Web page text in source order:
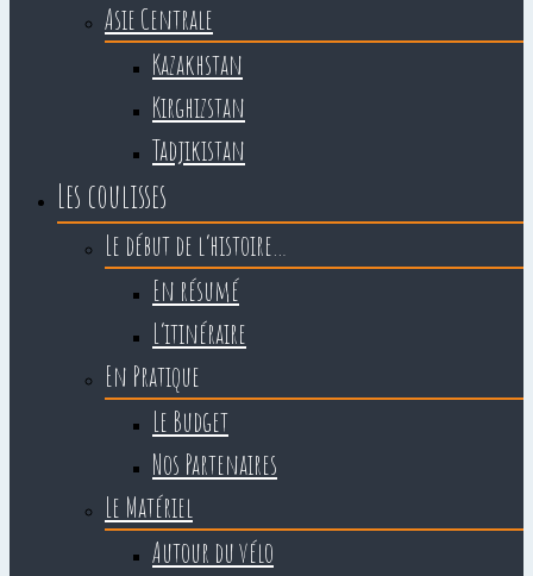
Asie Centrale
Kazakhstan
Kirghizstan
Tadjikistan
Les coulisses
Le début de l’histoire…
En résumé
L’itinéraire
En Pratique
Le Budget
Nos Partenaires
Le Matériel
Autour du vélo